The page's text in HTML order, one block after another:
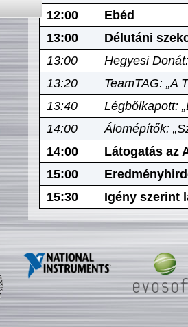
12:00
Ebéd
13:00
Délutáni
13:00
Hegyesi
13:20
TeamTAG: „A
13:40
Légbőlkapott:
14:00
Álomépítők:
14:00
Látogatás az
15:00
15:30
Igény szerint